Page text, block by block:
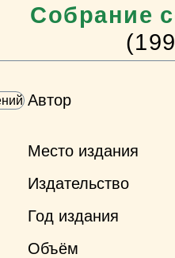
Собрание
Автор
Место издания
Издательство
Год издания
Объём